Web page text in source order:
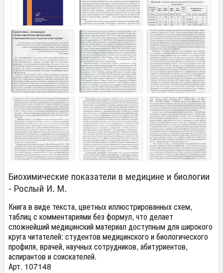
Биохимические показатели в медицине и биологии
- Рослый И. М.
Книга в виде текста, цветных иллюстрированных схем,
таблиц с комментариями без формул, что делает
сложнейший медицинский материал доступным для широкого
круга читателей: студентов медицинского и биологического
профиля, врачей, научных сотрудников, абитуриентов,
аспирантов и соискателей.
Арт. 107148